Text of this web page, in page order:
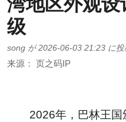
湾地区外观
级
song が2026-06-03 21:23 に投
来源： 页之码IP
2026年，巴林王